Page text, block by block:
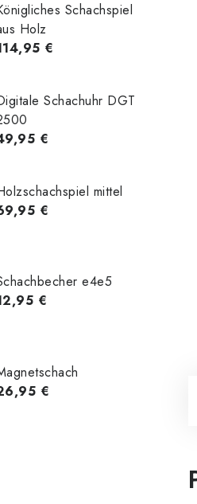
Schachspiel
Holz
€
Schachuhr DGT
€
mittel
€
e4e5
€
€